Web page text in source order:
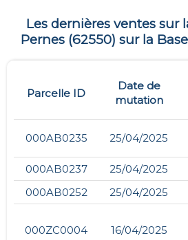
Les dernières ventes sur
Pernes(62550) sur la
Parcelle ID
Date de
mutation
000AB0235 25/04/2025
000AB0237
25/04/2025
000AB0252
25/04/2025
000ZC0004 16/04/2025